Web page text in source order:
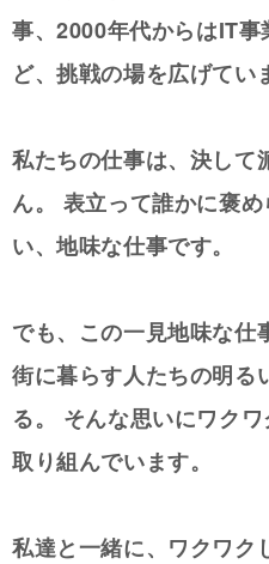
事、2000年代からはIT
ど、挑戦の場を広げてい
私たちの仕事は、決して
ん。
表立って誰かに褒
い、地味な仕事です。
でも、この一見地味な仕
街に暮らす人たちの明る
る。
そんな思いにワク
取り組んでいます。
私達と一緒に、ワクワク